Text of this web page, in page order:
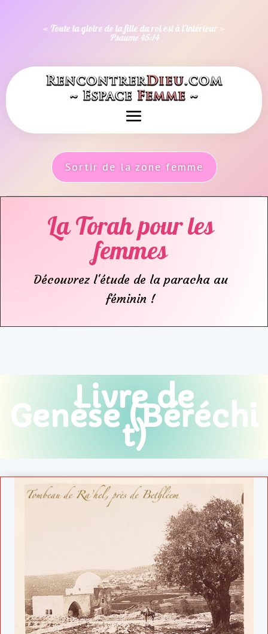
« Toute la gloire de la fille du roi est à l’intérieur »
Psaume 45:14
Sortir de la zone femme
La Torah pour les
femmes
Découvrez l'étude de la paracha au
féminin !
Livre de
Genèse (Béréchi
t)